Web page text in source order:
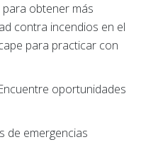
para obtener más
contra incendios en el
para practicar con
oportunidades
de emergencias